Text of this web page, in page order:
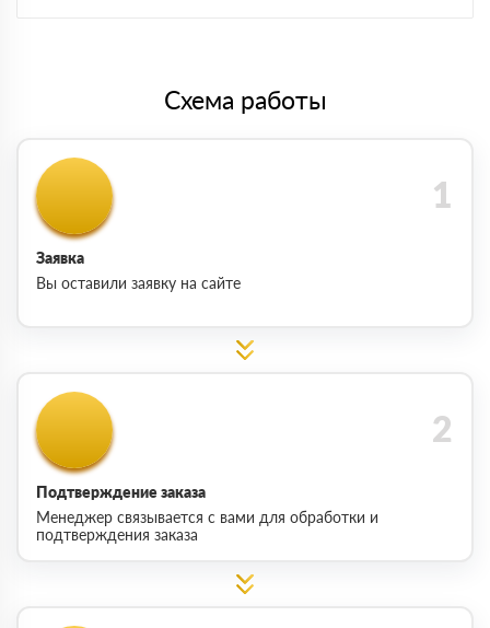
Схема работы
Заявка
Вы оставили заявку на сайте
Подтверждение заказа
Менеджер связывается с вами для обработки и
подтверждения заказа